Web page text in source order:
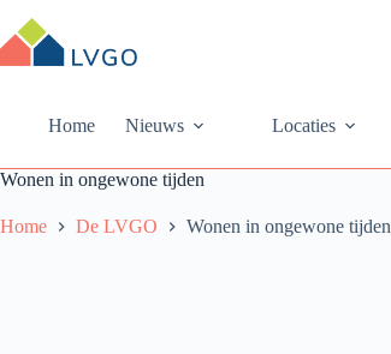
naar
de
Home Nieuws Locaties
Wonen in ongewone tijden
Home De LVGO Wonen in ongewone tijden